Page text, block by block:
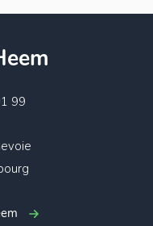
99